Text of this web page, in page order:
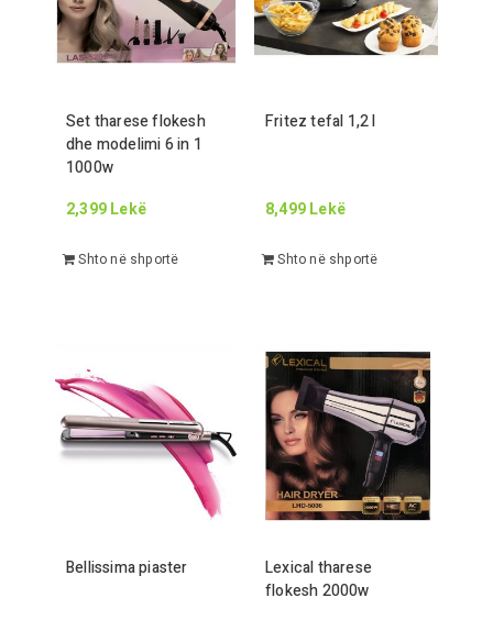
Set tharese flokesh
dhe modelimi6in 1
1000w
2,399Lekë
Shto në shportë
Fritez tefal 1,2l
8,499Lekë
Shto në shportë
Bellissima piaster
Lexical tharese
flokesh2000w